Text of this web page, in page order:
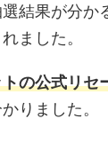
結果が分か
ました。
の公式リセ
りました。